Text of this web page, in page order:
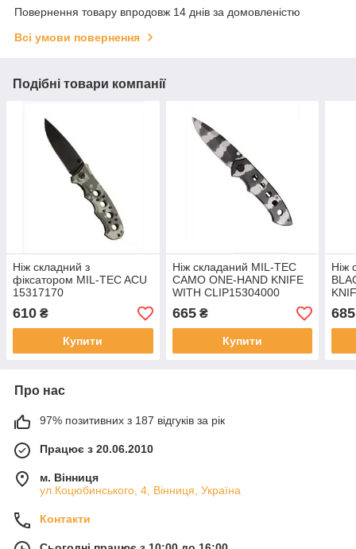
Повернення товару впродовж 14 днів за домовленістю
Всі умови повернення
Подібні товари компанії
Ніж складний з
фіксатором MIL-TEC ACU
15317170
610 ₴
Купити
Ніж складаний MIL-TEC
CAMO ONE-HAND KNIFE
WITH CLIP15304000
665₴
Купити
Ніж
685
Про нас
97% позитивних з 187 відгуків за рік
Працює з 20.06.2010
м. Вінниця
ул.Коцюбинського, 4, Вінниця, Україна
Контакти